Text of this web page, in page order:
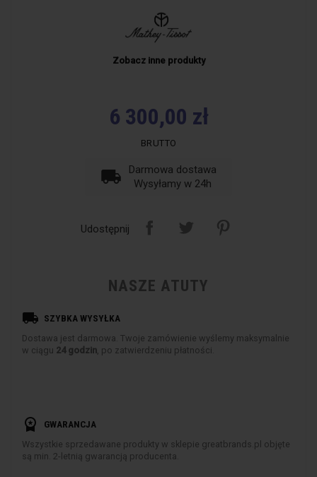
Zobacz inne produkty
6 300,00 zł
BRUTTO
local_shipping
Darmowa dostawa
Wysyłamy w 24h
Udostępnij
NASZE ATUTY
local_shipping SZYBKA WYSYŁKA
Dostawa jest darmowa. Twoje zamówienie wyślemy maksymalnie
w ciągu 24 godzin, po zatwierdzeniu płatności.
workspace_premium GWARANCJA
Wszystkie sprzedawane produkty w sklepie greatbrands.pl objęte
są min. 2-letnią gwarancją producenta.